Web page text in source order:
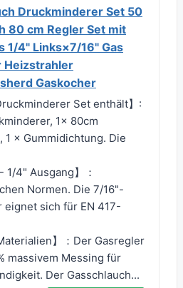
Druckminderer Set 50
80 cm Regler Set mit
1/4" Links×7/16" Gas
Heizstrahler
Gaskocher
Set enthält】:
1x 80cm
1 × Gummidichtung. Die
1/4" Ausgang】：
Normen. Die 7/16"-
eignet sich für EN 417-
】：Der Gasregler
massivem Messing für
Der Gasschlauch...